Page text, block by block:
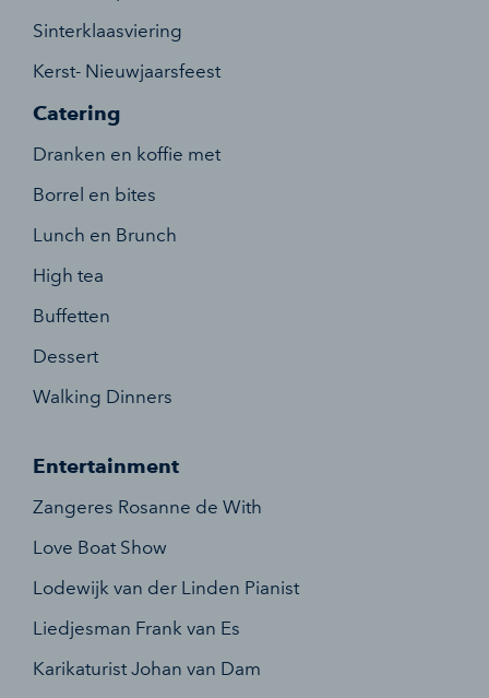
Sinterklaasviering
Kerst- Nieuwjaarsfeest
Catering
Dranken en koffie met
Borrel en bites
Lunch en Brunch
High tea
Buffetten
Dessert
Walking Dinners
Entertainment
Zangeres Rosanne de With
Love Boat Show
Lodewijk van der Linden Pianist
Liedjesman Frank van Es
Karikaturist Johan van Dam